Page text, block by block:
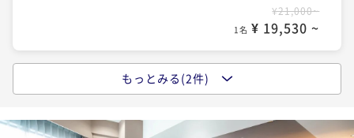
¥21,000~
1名 ¥ 19,530 ~
CANVAS STAY（朝食付き）
朝食付き 現地決済可 事前決済可
IN 15:00 - 25:00 OUT11:00
もっとみる(2件)